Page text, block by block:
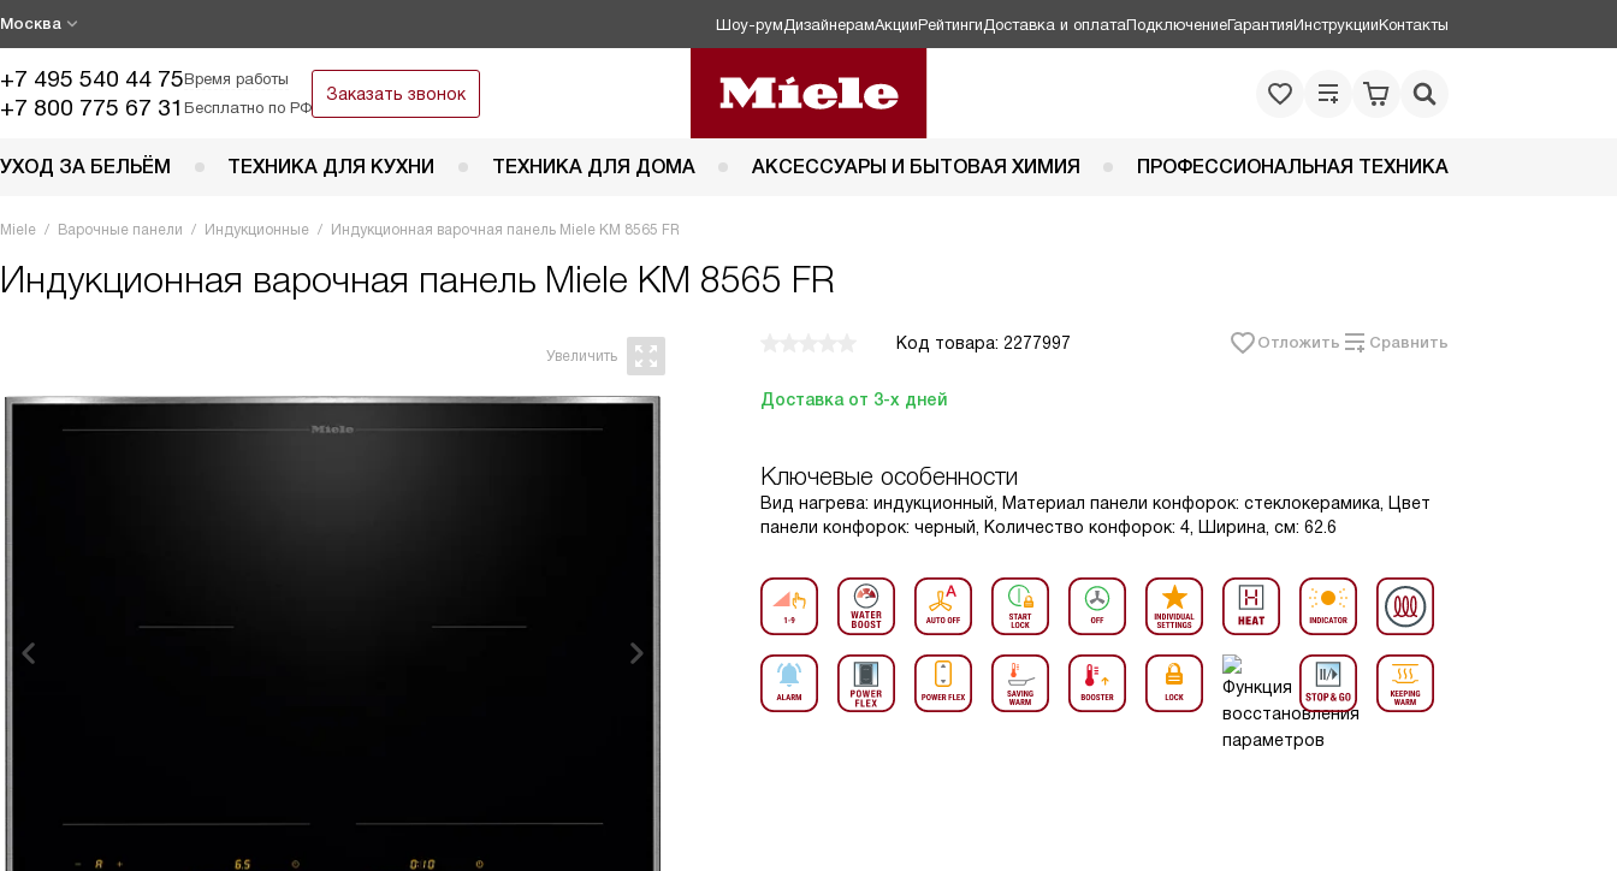
Москва Шоу-рум ДизайнерамАкцииРейтинги Доставка и оплатаПодключениеГарантияИнструкцииКонтакты
+7 495 540 44 75Время работы
+7 800 775 67 31 Бесплатно по РФ
Заказать звонок
УХОД ЗА БЕЛЬЁМ ТЕХНИКА ДЛЯ КУХНИ ТЕХНИКА ДЛЯ ДОМА АКСЕССУАРЫ И БЫТОВАЯ ХИМИЯ ПРОФЕССИОНАЛЬНАЯ ТЕХНИКА
Miele Варочные панели Индукционные Индукционная варочная панель Miele KM 8565 FR
Индукционная варочная панель Miele KM 8565 FR
Код товара: 2277997 Отложить Сравнить
Доставка от 3-х дней
Ключевые особенности
Вид нагрева: индукционный, Материал панели конфорок: стеклокерамика, Цвет
панели конфорок: черный, Количество конфорок: 4, Ширина, см: 62.6